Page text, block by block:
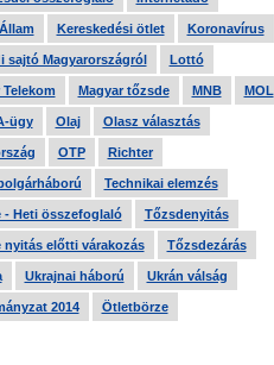
Kereskedési ötlet Koronavírus
sajtó Magyarországról Lottó
Telekom Magyar tőzsde MNB MOL
ügy Olaj Olasz választás
OTP Richter
Technikai elemzés
- Heti összefoglaló Tőzsdenyitás
nyitás előtti várakozás Tőzsdezárás
Ukrajnai háború Ukrán válság
2014 Ötletbörze